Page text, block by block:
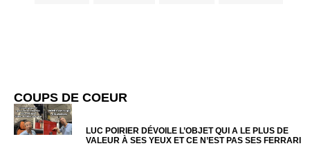
COUPS DE COEUR
LUC POIRIER DÉVOILE L’OBJET QUI A LE PLUS DE
VALEUR À SES YEUX ET CE N’EST PAS SES FERRARI